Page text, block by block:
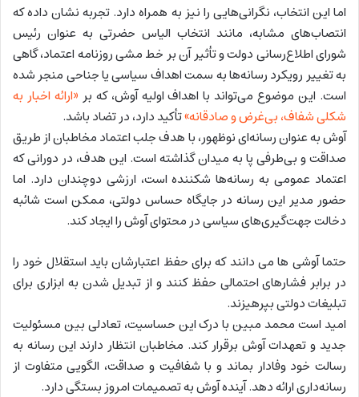
اما این انتخاب، نگرانی‌هایی را نیز به همراه دارد. تجربه نشان داده که
انتصاب‌های مشابه، مانند انتخاب الیاس حضرتی به عنوان رئیس
شورای اطلاع‌رسانی دولت و تأثیر آن بر خط‌ مشی روزنامه اعتماد، گاهی
به تغییر رویکرد رسانه‌ها به سمت اهداف سیاسی یا جناحی منجر شده
است. این موضوع می‌تواند با اهداف اولیه آوش، که بر «ارائه اخبار به
شکلی شفاف، بی‌غرض و صادقانه»تأکید دارد، در تضاد باشد.
آوش به عنوان رسانه‌ای نوظهور، با هدف جلب اعتماد مخاطبان از طریق
صداقت و بی‌طرفی پا به میدان گذاشته است. این هدف، در دورانی که
اعتماد عمومی به رسانه‌ها شکننده است، ارزشی دوچندان دارد. اما
حضور مدیر این رسانه در جایگاه حساس دولتی، ممکن است شائبه
دخالت جهت‌گیری‌های سیاسی در محتوای آوش را ایجاد کند.
حتما آوشی ها می دانند که برای حفظ اعتبارشان باید استقلال خود را
در برابر فشارهای احتمالی حفظ کنند و از تبدیل شدن به ابزاری برای
تبلیغات دولتی بپرهیزند.
امید است محمد مبین با درک این حساسیت، تعادلی بین مسئولیت
جدید و تعهدات آوش برقرار کند. مخاطبان انتظار دارند این رسانه به
رسالت خود وفادار بماند و با شفافیت و صداقت، الگویی متفاوت از
رسانه‌داری ارائه دهد. آینده آوش به تصمیمات امروز بستگی دارد.